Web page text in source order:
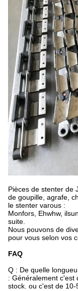
Pièces de stenter de
de goupille, agrafe,
le stenter varous :
Monfors, Ehwhw,
suite.
Nous pouvons de
pour vous selon vos
FAQ
Q : De quelle
: Généralement c'est
stock. ou c'est de